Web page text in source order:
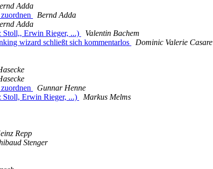
Adda
Bernd Adda
Adda
Stoll,, Erwin Rieger, ...)
Valentin Bachem
wizard schließt sich kommentarlos
Dominic Valerie Casare
Gunnar Henne
Stoll, Erwin Rieger, ...)
Markus Melms
Repp
Stenger